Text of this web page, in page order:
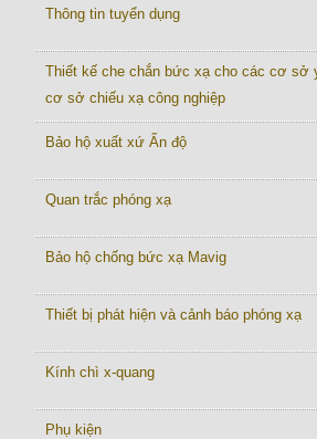
Thông tin tuyển dụng
Thiết kế che chắn bức xạ cho các cơ sở
cơ sở chiếu xạ công nghiệp
Bảo hộ xuất xứ Ấn độ
Quan trắc phóng xạ
Bảo hộ chống bức xạ Mavig
Thiết bị phát hiện và cảnh báo phóng xạ
Kính chì x-quang
Phụ kiện